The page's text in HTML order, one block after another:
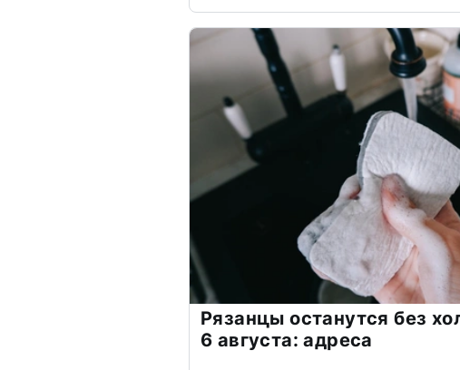
Рязанцы останутся без
6 августа: адреса